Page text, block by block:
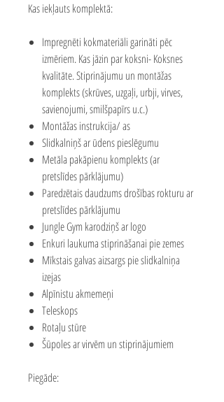
Kas iekļauts komplektā:
Impregnēti kokmateriāli garināti pēc
izmēriem. Kas jāzin par koksni-Koksnes
kvalitāte.Stiprinājumu un montāžas
komplekts (skrūves, uzgaļi, urbji, virves,
savienojumi, smilšpapīrs u.c.)
Montāžas instrukcija/ as
Slidkalniņš ar ūdens pieslēgumu
Metāla pakāpienu komplekts (ar
pretslīdes pārklājumu)
Paredzētais daudzums drošības rokturu ar
pretslīdes pārklājumu
Jungle Gym karodziņš ar logo
Enkuri laukuma stiprināšanai pie zemes
Mīkstais galvas aizsargs pie slidkalniņa
izejas
Alpīnistu akmemeņi
Teleskops
Rotaļu stūre
Šūpoles ar virvēm un stiprinājumiem
Piegāde: